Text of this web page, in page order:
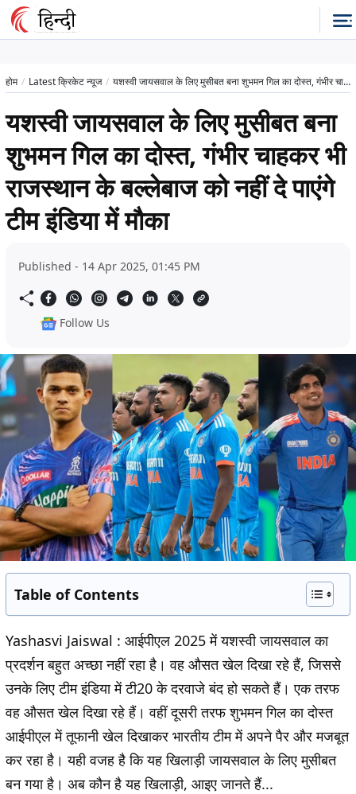
होम Latest क्रिकेट न्यूज यशस्वी जायसवाल के लिए मुसीबत बना शुभमन गिल का दोस्त, गंभीर चाहकर भी राजस्थान के बल्लेबाज को नहीं दे पाएंगे टीम इंडिया में मौका
यशस्वी जायसवाल के लिए मुसीबत बना
शुभमन गिल का दोस्त, गंभीर चाहकर भी
राजस्थान के बल्लेबाज को नहीं दे पाएंगे
टीम इंडिया में मौका
Published - 14 Apr 2025, 01:45 PM
Follow Us
Table of Contents
Yashasvi Jaiswal : आईपीएल 2025 में यशस्वी जायसवाल का
प्रदर्शन बहुत अच्छा नहीं रहा है। वह औसत खेल दिखा रहे हैं, जिससे
उनके लिए टीम इंडिया में टी20 के दरवाजे बंद हो सकते हैं। एक तरफ
वह औसत खेल दिखा रहे हैं। वहीं दूसरी तरफ शुभमन गिल का दोस्त
आईपीएल में तूफानी खेल दिखाकर भारतीय टीम में अपने पैर और मजबूत
कर रहा है। यही वजह है कि यह खिलाड़ी जायसवाल के लिए मुसीबत
बन गया है। अब कौन है यह खिलाड़ी, आइए जानते हैं...